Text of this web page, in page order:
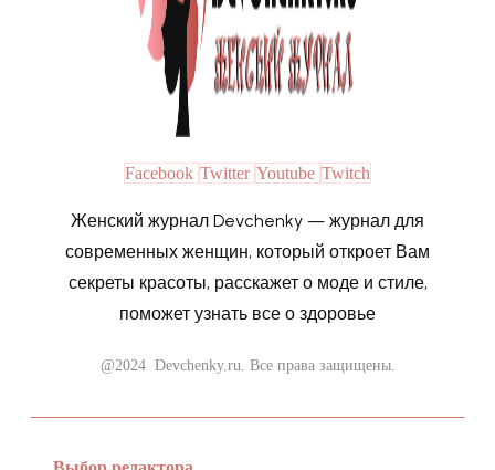
Facebook Twitter Youtube Twitch
Женский журнал Devchenky — журнал для
современных женщин, который откроет Вам
секреты красоты, расскажет о моде и стиле,
поможет узнать все о здоровье
@2024 Devchenky.ru. Все права защищены.